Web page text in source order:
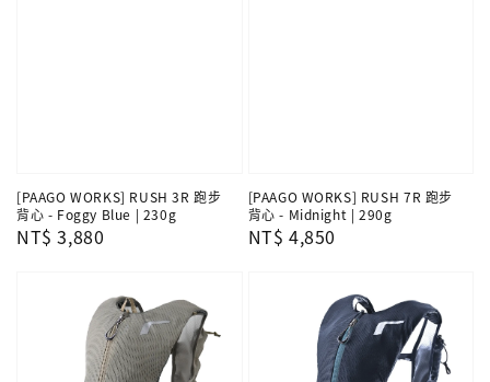
[PAAGO WORKS] RUSH 3R 跑步
背心 - Foggy Blue | 230g
Regular
NT$ 3,880
[PAAGO WORKS] RUSH 7R 跑步
背心 - Midnight | 290g
Regular
NT$ 4,850